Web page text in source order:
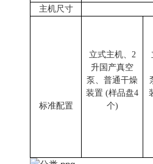
主机尺寸
标准配置
立式主机、 2
升国产真空
泵、普通干燥
装置 (样品盘4
个)